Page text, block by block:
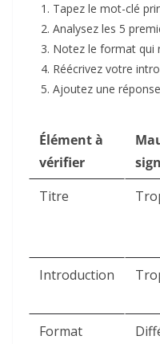
Tapez le mot-clé
Analysez les 5
Notez le format qui
Réécrivez votre
Ajoutez une
Élément à
vérifier
Titre
Introduction
Format